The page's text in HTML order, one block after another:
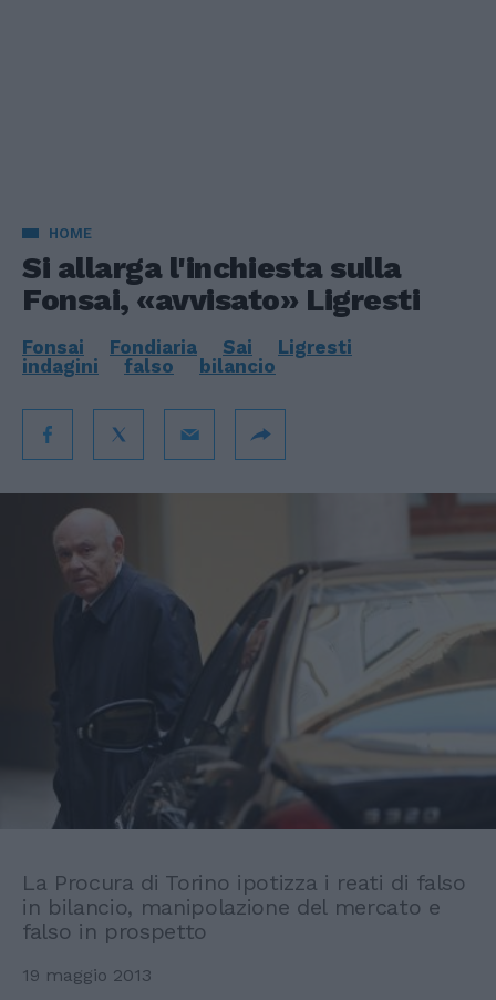
HOME
Si allarga l'inchiesta sulla
Fonsai, «avvisato» Ligresti
Fonsai Fondiaria Sai
Ligresti
indagini
falso bilancio
La Procura di Torino ipotizza i reati di falso
in bilancio, manipolazione del mercato e
falso in prospetto
19 maggio 2013